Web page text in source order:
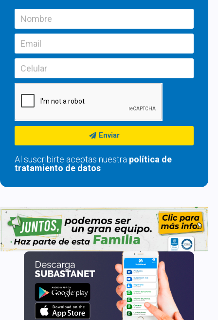
Enviar
Al suscribirte aceptas nuestra política de
tratamiento de datos